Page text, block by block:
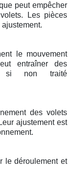
peut empêcher
Les pièces
le mouvement
entraîner des
si non traité
des volets
ajustement est
le déroulement et